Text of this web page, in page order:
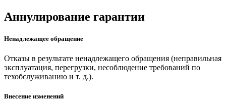
Аннулирование гарантии
Ненадлежащее обращение
Отказы в результате ненадлежащего обращения (неправильная
эксплуатация, перегрузки, несоблюдение требований по
техобслуживанию и т. д.).
Внесение изменений